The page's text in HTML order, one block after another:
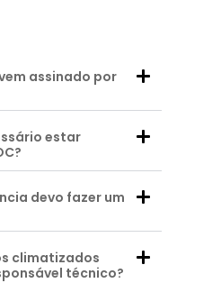
assinado por
estar
devo fazer um
climatizados
técnico?